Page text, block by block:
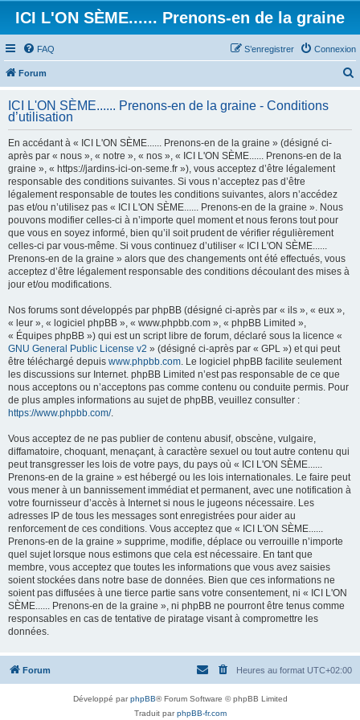
ICI L'ON SÈME...... Prenons-en de la graine
FAQ Connexion
S’enregistrer
Forum
ICI L'ON SÈME...... Prenons-en de la graine - Conditions
d’utilisation
En accédant à « ICI L'ON SÈME...... Prenons-en de la graine » (désigné ci-
après par « nous », « notre », « nos », « ICI L'ON SÈME...... Prenons-en de la
graine », « https://jardins-ici-on-seme.fr »), vous acceptez d’être légalement
responsable des conditions suivantes. Si vous n’acceptez pas d’être
légalement responsable de toutes les conditions suivantes, alors n’accédez
pas et/ou n’utilisez pas « ICI L'ON SÈME...... Prenons-en de la graine ». Nous
pouvons modifier celles-ci à n’importe quel moment et nous ferons tout pour
que vous en soyez informé, bien qu’il soit prudent de vérifier régulièrement
celles-ci par vous-même. Si vous continuez d’utiliser « ICI L'ON SÈME......
Prenons-en de la graine » alors que des changements ont été effectués, vous
acceptez d’être légalement responsable des conditions découlant des mises à
jour et/ou modifications.
Nos forums sont développés par phpBB (désigné ci-après par « ils », « eux »,
« leur », « logiciel phpBB », « www.phpbb.com », « phpBB Limited »,
« Équipes phpBB ») qui est un script libre de forum, déclaré sous la licence «
GNU General Public License v2 » (désigné ci-après par « GPL ») et qui peut
être téléchargé depuis www.phpbb.com. Le logiciel phpBB facilite seulement
les discussions sur Internet. phpBB Limited n’est pas responsable de ce que
nous acceptons ou n’acceptons pas comme contenu ou conduite permis. Pour
de plus amples informations au sujet de phpBB, veuillez consulter :
https://www.phpbb.com/.
Vous acceptez de ne pas publier de contenu abusif, obscène, vulgaire,
diffamatoire, choquant, menaçant, à caractère sexuel ou tout autre contenu qui
peut transgresser les lois de votre pays, du pays où « ICI L'ON SÈME......
Prenons-en de la graine » est hébergé ou les lois internationales. Le faire peut
vous mener à un bannissement immédiat et permanent, avec une notification à
votre fournisseur d’accès à Internet si nous le jugeons nécessaire. Les
adresses IP de tous les messages sont enregistrées pour aider au
renforcement de ces conditions. Vous acceptez que « ICI L'ON SÈME......
Prenons-en de la graine » supprime, modifie, déplace ou verrouille n’importe
quel sujet lorsque nous estimons que cela est nécessaire. En tant que
membre, vous acceptez que toutes les informations que vous avez saisies
soient stockées dans notre base de données. Bien que ces informations ne
soient pas diffusées à une tierce partie sans votre consentement, ni « ICI L'ON
SÈME...... Prenons-en de la graine », ni phpBB ne pourront être tenus comme
responsables en cas de tentative de piratage visant à compromettre les
données.
Forum Heures au format UTC+02:00
Développé parphpBB® Forum Software © phpBB Limited
Traduit parphpBB-fr.com